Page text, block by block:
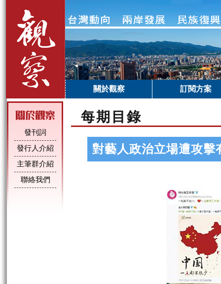
關於觀察 訂閱方案
發刊詞
發行人介紹
主筆群介紹
聯絡我們
每期目錄
對藝人政治立場遭攻擊